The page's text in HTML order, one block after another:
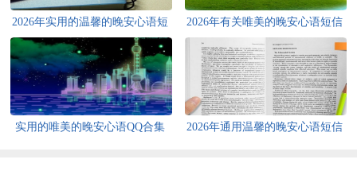
2026年实用的温馨的晚安心语短
信大汇总60句
2026年有关唯美的晚安心语短信
35句
实用的唯美的晚安心语QQ合集
2026年通用温馨的晚安心语短信